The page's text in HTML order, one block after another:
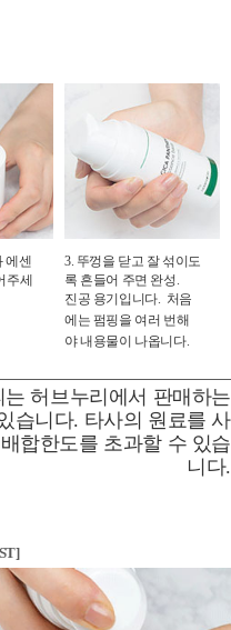
에센
주세
3. 뚜껑을 닫고 잘 섞이도
록 흔들어 주면 완성.
진공 용기입니다. 처음
에는 펌핑을 여러 번해
야 내용물이 나옵니다.
허브누리에서 판매하는
습니다. 타사의 원료를 사
합한도를 초과할 수 있습
니다.